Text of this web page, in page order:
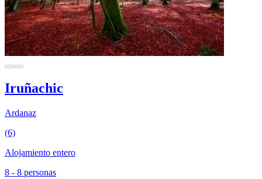
Iruñachic
Ardanaz
(6)
Alojamiento entero
8 - 8 personas